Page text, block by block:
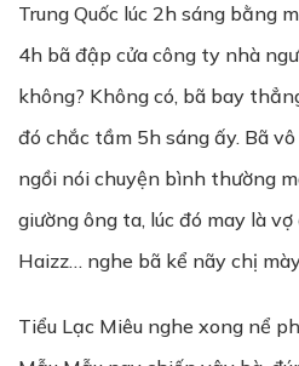
Trung Quốc lúc 2h sáng bằng
4h bã đập cửa công ty nhà
không? Không có, bã bay
đó chắc tầm 5h sáng ấy. Bã
ngồi nói chuyện bình thường
giường ông ta, lúc đó may là
Haizz… nghe bã kể nãy chị
Tiểu Lạc Miêu nghe xong nể